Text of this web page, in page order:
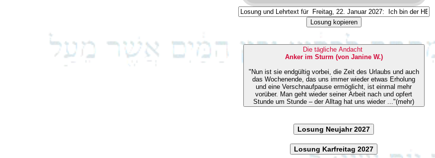
Losung kopieren
Die tägliche Andacht
Anker im Sturm (von Janine W.)
"Nun ist sie endgültig vorbei, die Zeit des Urlaubs und auch
das Wochenende, das uns immer wieder etwas Erholung
und eine Verschnaufpause ermöglicht, ist einmal mehr
vorüber. Man geht wieder seiner Arbeit nach und opfert
Stunde um Stunde – der Alltag hat uns wieder ..."(mehr)
Losung Neujahr 2027
Losung Karfreitag 2027